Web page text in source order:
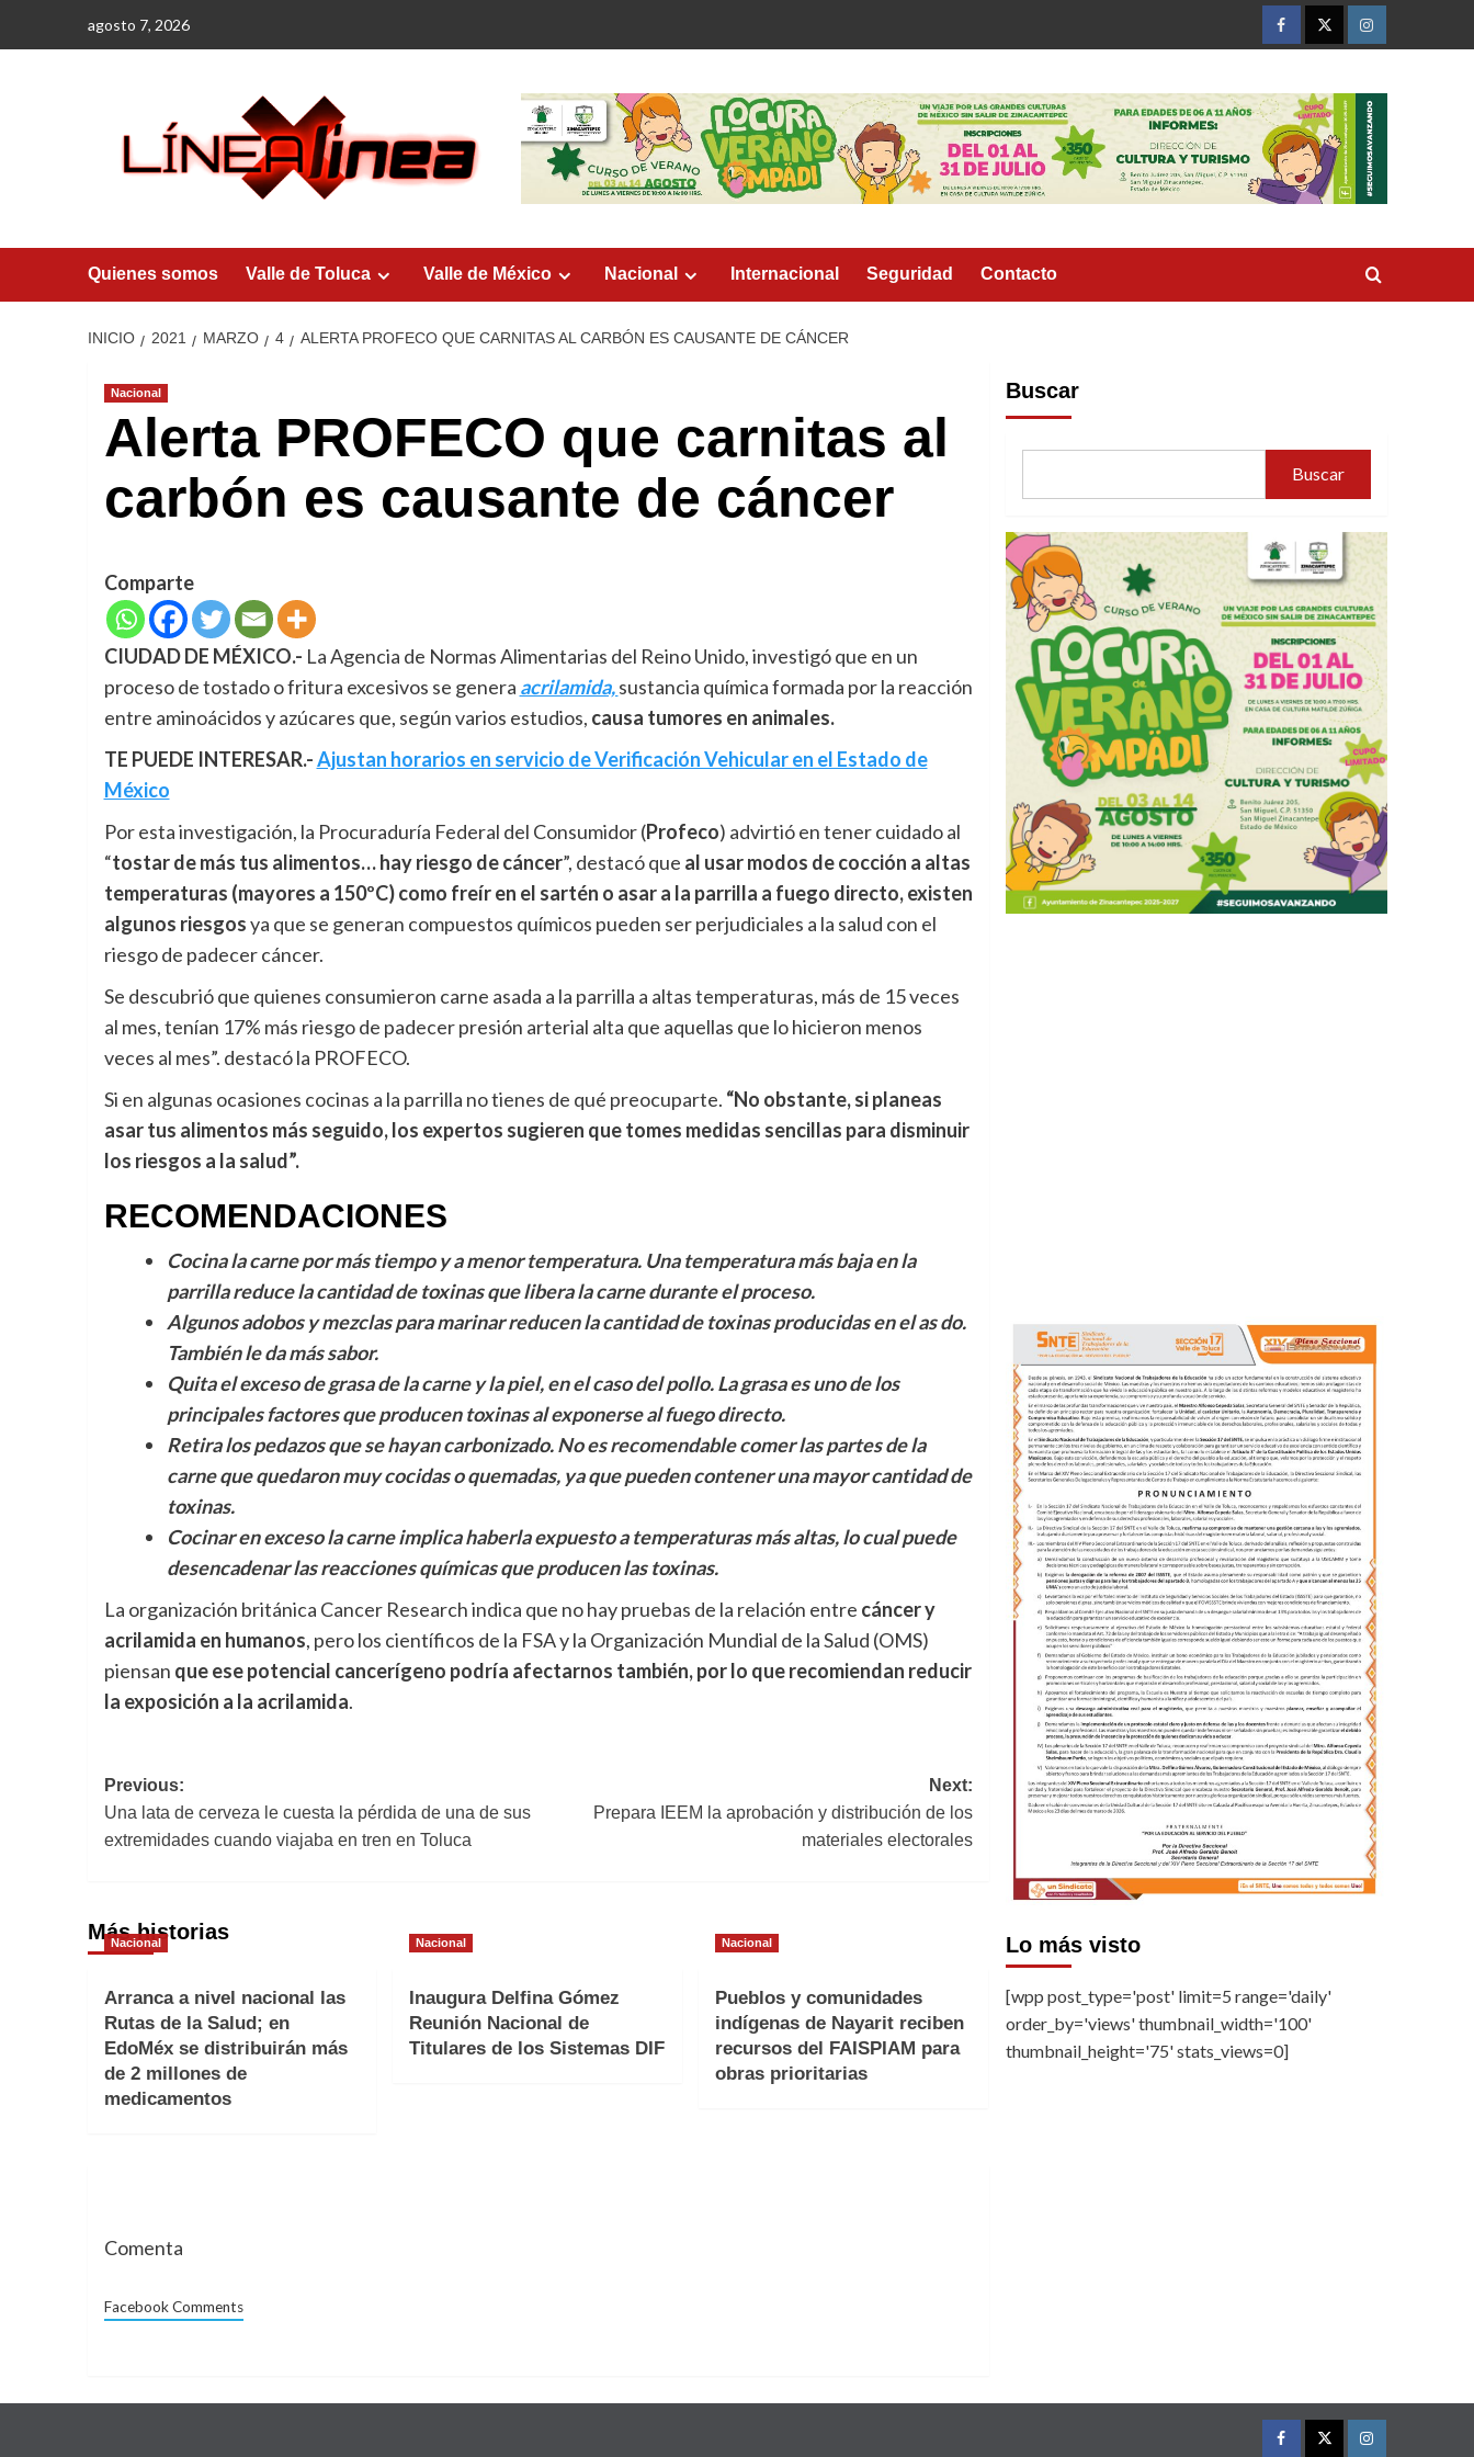
agosto 7, 2026
FacebookTwitterInstagram
Quienes somos Valle de Toluca Valle de México Nacional Internacional Seguridad Contacto
INICIO 2021 MARZO 4 ALERTA PROFECO QUE CARNITAS AL CARBÓN ES CAUSANTE DE CÁNCER
Nacional
Alerta PROFECO que carnitas al
carbón es causante de cáncer
Comparte
CIUDAD DE MÉXICO.- La Agencia de Normas Alimentarias del Reino Unido, investigó que en un
proceso de tostado o fritura excesivos se genera acrilamida,sustancia química formada por la reacción
entre aminoácidos y azúcares que, según varios estudios, causa tumores en animales.
TE PUEDE INTERESAR.-Ajustan horarios en servicio de Verificación Vehicular en el Estado de
México
Por esta investigación, la Procuraduría Federal del Consumidor (Profeco) advirtió en tener cuidado al
“tostar de más tus alimentos… hay riesgo de cáncer”, destacó que al usar modos de cocción a altas
temperaturas (mayores a 150ºC) como freír en el sartén o asar a la parrilla a fuego directo, existen
algunos riesgosya que se generan compuestos químicos pueden ser perjudiciales a la salud con el
riesgo de padecer cáncer.
Se descubrió que quienes consumieron carne asada a la parrilla a altas temperaturas, más de 15 veces
al mes, tenían 17% más riesgo de padecer presión arterial alta que aquellas que lo hicieron menos
veces al mes”. destacó la PROFECO.
Si en algunas ocasiones cocinas a la parrilla no tienes de qué preocuparte. “No obstante, si planeas
asar tus alimentos más seguido, los expertos sugieren que tomes medidas sencillas para disminuir
los riesgos a la salud”.
RECOMENDACIONES
Cocina la carne por más tiempo y a menor temperatura. Una temperatura más baja en la
parrilla reduce la cantidad de toxinas que libera la carne durante el proceso.
Algunos adobos y mezclas para marinar reducen la cantidad de toxinas producidas en el as do.
También le da más sabor.
Quita el exceso de grasa de la carne y la piel, en el caso del pollo. La grasa es uno de los
principales factores que producen toxinas al exponerse al fuego directo.
Retira los pedazos que se hayan carbonizado. No es recomendable comer las partes de la
carne que quedaron muy cocidas o quemadas, ya que pueden contener una mayor cantidad de
toxinas.
Cocinar en exceso la carne implica haberla expuesto a temperaturas más altas, lo cual puede
desencadenar las reacciones químicas que producen las toxinas.
La organización británica Cancer Research indica que no hay pruebas de la relación entre cáncer y
acrilamida en humanos, pero los científicos de la FSA y la Organización Mundial de la Salud (OMS)
piensan que ese potencial cancerígeno podría afectarnos también, por lo que recomiendan reducir
la exposición a la acrilamida.
Navegación
de
Previous:
Una lata de cerveza le cuesta la pérdida de una de sus
extremidades cuando viajaba en tren en Toluca
Next:
Prepara IEEM la aprobación y distribución de los
materiales electorales
Más historias
Nacional
Arranca a nivel nacional las
Rutas de la Salud; en
EdoMéx se distribuirán más
de 2 millones de
medicamentos
Nacional
Inaugura Delfina Gómez
Reunión Nacional de
Titulares de los Sistemas DIF
Nacional
Pueblos y comunidades
indígenas de Nayarit reciben
recursos del FAISPIAM para
obras prioritarias
Comenta
Facebook Comments
Buscar
Buscar
Lo más visto
[wpp post_type='post' limit=5 range='daily'
order_by='views' thumbnail_width='100'
thumbnail_height='75' stats_views=0]
FacebookTwitterInstagram